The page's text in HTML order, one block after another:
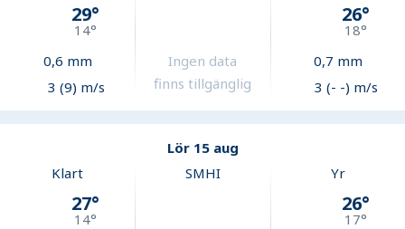
29°
14°
0,6 mm
3 (9) m/s
Ingen data
finns tillgänglig
26°
18°
0,7 mm
3 (- -) m/s
Lör 15 aug
Klart
27°
14°
SMHI Yr
26°
17°